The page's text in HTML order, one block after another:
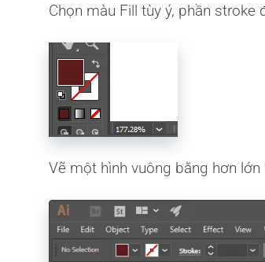
Chọn màu Fill tùy ý, phần
Vẽ một hình vuông bằng hơn